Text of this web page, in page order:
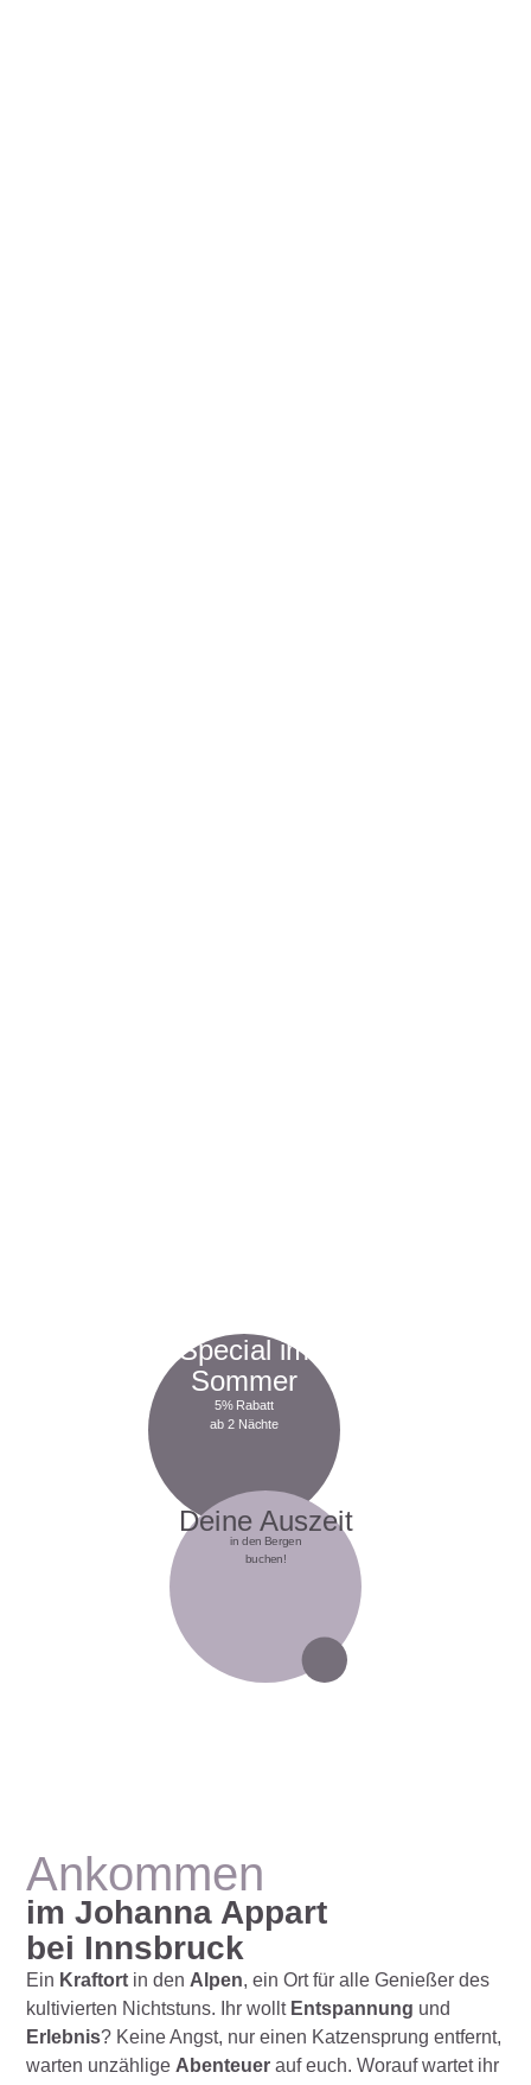
Special im
Sommer
5% Rabatt
ab 2 Nächte
Deine Auszeit
in den Bergen
buchen!
Ankommen
im Johanna Appart
bei Innsbruck
Ein Kraftort in den Alpen, ein Ort für alle Genießer des
kultivierten Nichtstuns. Ihr wollt Entspannung und
Erlebnis? Keine Angst, nur einen Katzensprung entfernt,
warten unzählige Abenteuer auf euch. Worauf wartet ihr